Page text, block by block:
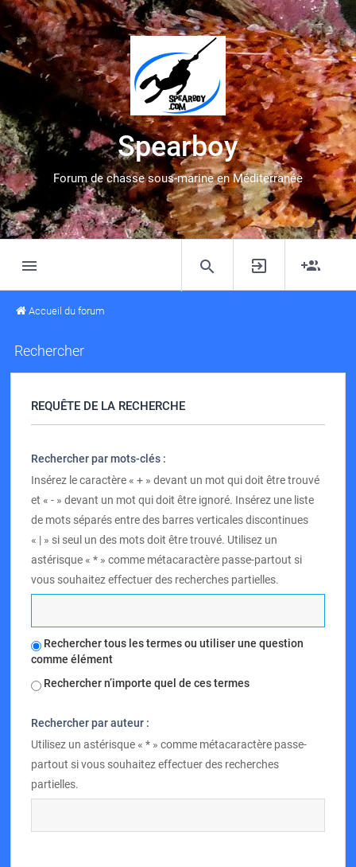
Spearboy
Forum de chasse sous-marine en Méditerranée
Accueil du forum
Rechercher
REQUÊTE DE LA RECHERCHE
Rechercher par mots-clés :
Insérez le caractère « + » devant un mot qui doit être trouvé
et « - » devant un mot qui doit être ignoré. Insérez une liste
de mots séparés entre des barres verticales discontinues
« | » si seul un des mots doit être trouvé. Utilisez un
astérisque « * » comme métacaractère passe-partout si
vous souhaitez effectuer des recherches partielles.
Rechercher tous les termes ou utiliser une question
comme élément
Rechercher n’importe quel de ces termes
Rechercher par auteur :
Utilisez un astérisque « * » comme métacaractère passe-
partout si vous souhaitez effectuer des recherches
partielles.